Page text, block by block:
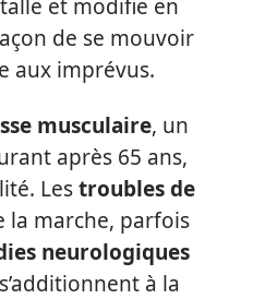
et modifie en
de se mouvoir
aux imprévus.
musculaire, un
après 65 ans,
Lestroubles de
la marche, parfois
neurologiques
à la